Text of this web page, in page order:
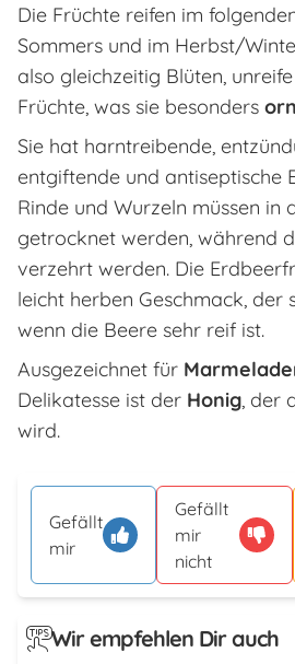
Die Früchte reifen im
Sommers und im Herbst/
also gleichzeitig Blüten,
Früchte, was sie besonders
Sie hat harntreibende,
entgiftende und antiseptische
Rinde und Wurzeln müssen in
getrocknet werden, während
verzehrt werden. Die
leicht herben Geschmack, der
wenn die Beere sehr reif ist.
Ausgezeichnet für
Delikatesse ist der Honig, der
wird.
Gefällt
mir
Gefällt
mir
nicht
Wir empfehlen Dir auch